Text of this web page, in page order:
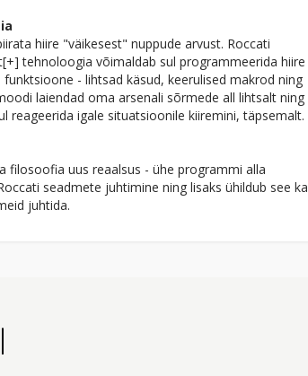
hiire "väikesest" nuppude arvust. Roccati
tehnoloogia võimaldab sul programmeerida hiire
funktsioone - lihtsad käsud, keerulised makrod ning
laiendad oma arsenali sõrmede all lihtsalt ning
reageerida igale situatsioonile kiiremini, täpsemalt.
filosoofia uus reaalsus - ühe programmi alla
seadmete juhtimine ning lisaks ühildub see ka
juhtida.